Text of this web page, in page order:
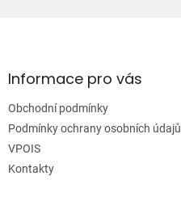
aInformace pro vás
Obchodní podmínky
Podmínky ochrany osobních údajů
VPOIS
Kontakty